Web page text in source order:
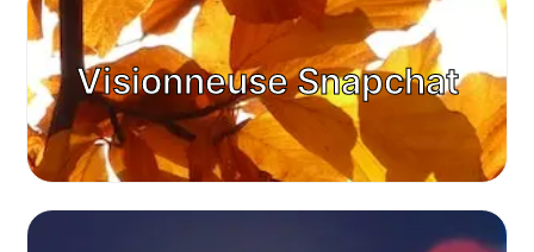
Visionneuse Snapchat